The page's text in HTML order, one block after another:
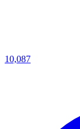
10,087